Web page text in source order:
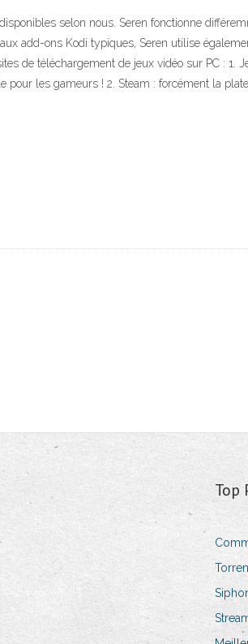
selon nous. Seren fonctionne
add-ons Kodi typiques, Seren utilise
de téléchargement de jeux vidéo sur PC :
les gameurs ! 2. Steam : forcément la
Top